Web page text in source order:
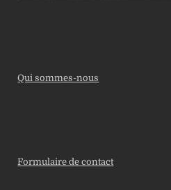
Qui sommes-nous
Formulaire de contact